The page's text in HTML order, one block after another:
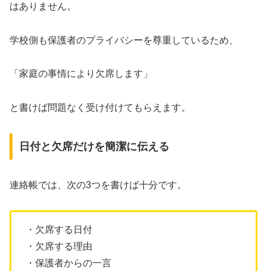
はありません。
学校側も保護者のプライバシーを尊重しているため、
「家庭の事情により欠席します」
と書けば問題なく受け付けてもらえます。
日付と欠席だけを簡潔に伝える
連絡帳では、次の3つを書けば十分です。
・欠席する日付
・欠席する理由
・保護者からの一言